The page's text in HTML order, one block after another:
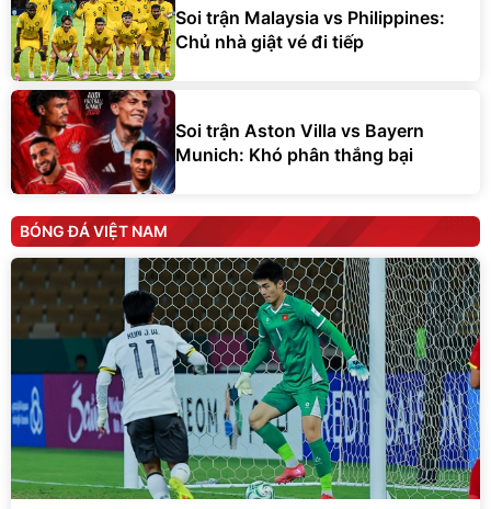
Soi trận Malaysia vs Philippines:
Chủ nhà giật vé đi tiếp
Soi trận Aston Villa vs Bayern
Munich: Khó phân thắng bại
BÓNG ĐÁ VIỆT NAM